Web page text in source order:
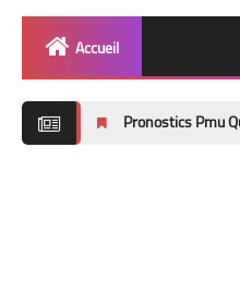
Accueil
Pronostics Pmu Quinté du